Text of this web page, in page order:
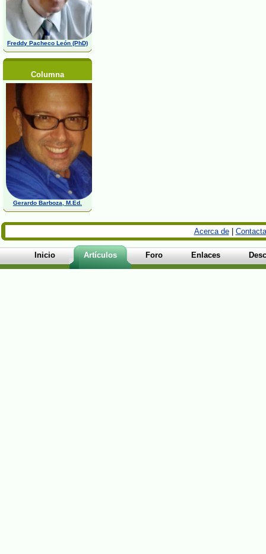
Freddy Pacheco León (PhD)
Columna
Gerardo Barboza, M.Ed.
Acerca de|
Inicio Artículos Foro Enlaces